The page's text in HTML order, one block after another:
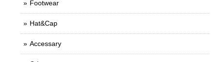
Footwear
Hat&Cap
Accessary